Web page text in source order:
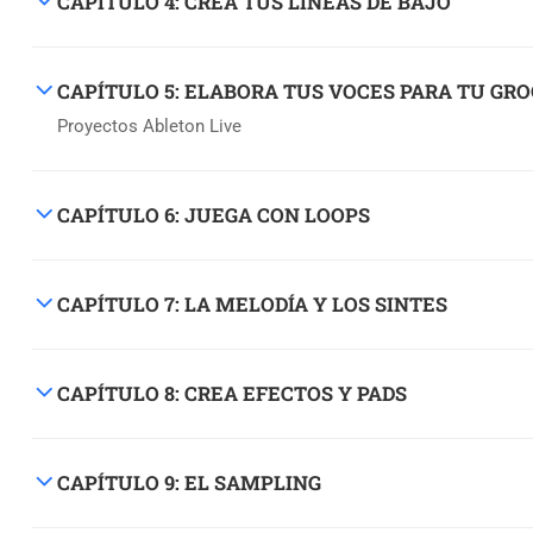
CAPÍTULO 5: ELABORA TUS VOCES PARA TU
Proyectos Ableton Live
CAPÍTULO 6: JUEGA CON LOOPS
CAPÍTULO 7: LA MELODÍA Y LOS SINTES
CAPÍTULO 8: CREA EFECTOS Y PADS
CAPÍTULO 9: EL SAMPLING